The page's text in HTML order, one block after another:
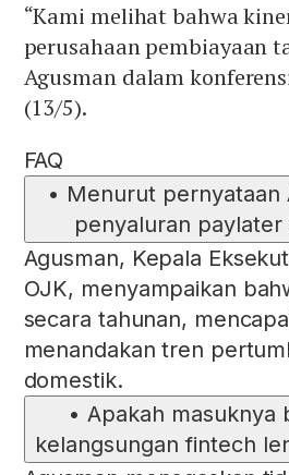
“Kami melihat bahwa
perusahaan pembiayaan
Agusman dalam
(13/5).
FAQ
• Menurut pernyataan
penyaluran
Agusman, Kepala
OJK, menyampaikan
secara tahunan,
menandakan tren
domestik.
• Apakah masuknya
kelangsungan fintech